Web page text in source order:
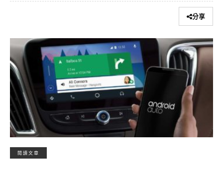
分享
閱讀文章